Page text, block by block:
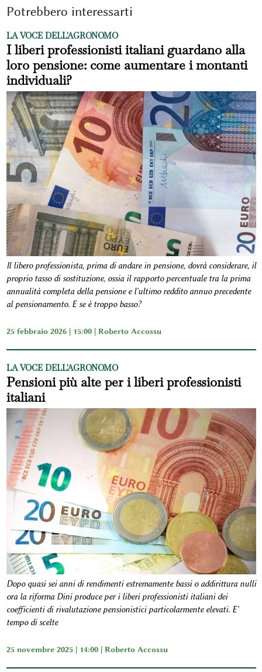
Potrebbero interessarti
LA VOCE DELL'AGRONOMO
I liberi professionisti italiani guardano alla
loro pensione: come aumentare i montanti
individuali?
Il libero professionista, prima di andare in pensione, dovrà considerare, il
proprio tasso di sostituzione, ossia il rapporto percentuale tra la prima
annualità completa della pensione e l'ultimo reddito annuo precedente
al pensionamento. E se è troppo basso?
25 febbraio 2026 | 15:00 | Roberto Accossu
LA VOCE DELL'AGRONOMO
Pensioni più alte per i liberi professionisti
italiani
Dopo quasi sei anni di rendimenti estremamente bassi o addirittura nulli
ora la riforma Dini produce per i liberi professionisti italiani dei
coefficienti di rivalutazione pensionistici particolarmente elevati. E'
tempo di scelte
25 novembre 2025 | 14:00 | Roberto Accossu